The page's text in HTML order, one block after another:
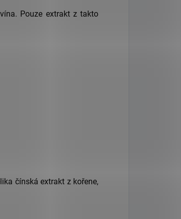
Pouze extrakt z takto
čínská extrakt z kořene,